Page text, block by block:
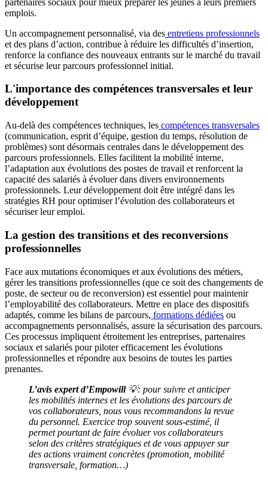
emplois.
Un accompagnement personnalisé, via des entretiens professionnels
et des plans d’action, contribue à réduire les difficultés d’insertion,
renforce la confiance des nouveaux entrants sur le marché du travail
et sécurise leur parcours professionnel initial.
L'importance des compétences transversales et leur
développement
Au-delà des compétences techniques, les compétences transversales
(communication, esprit d’équipe, gestion du temps, résolution de
problèmes) sont désormais centrales dans le développement des
parcours professionnels. Elles facilitent la mobilité interne,
l’adaptation aux évolutions des postes de travail et renforcent la
capacité des salariés à évoluer dans divers environnements
professionnels. Leur développement doit être intégré dans les
stratégies RH pour optimiser l’évolution des collaborateurs et
sécuriser leur emploi.
La gestion des transitions et des reconversions
professionnelles
Face aux mutations économiques et aux évolutions des métiers,
gérer les transitions professionnelles (que ce soit des changements de
poste, de secteur ou de reconversion) est essentiel pour maintenir
l’employabilité des collaborateurs. Mettre en place des dispositifs
adaptés, comme les bilans de parcours, formations dédiées ou
accompagnements personnalisés, assure la sécurisation des parcours.
Ces processus impliquent étroitement les entreprises, partenaires
sociaux et salariés pour piloter efficacement les évolutions
professionnelles et répondre aux besoins de toutes les parties
prenantes.
L’avis expert d’Empowill💡: pour suivre et anticiper
les mobilités internes et les évolutions des parcours de
vos collaborateurs, nous vous recommandons la revue
du personnel. Exercice trop souvent sous-estimé, il
permet pourtant de faire évoluer vos collaborateurs
selon des critères stratégiques et de vous appuyer sur
des actions vraiment concrètes (promotion, mobilité
transversale, formation…)